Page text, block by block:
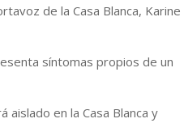
de la Casa Blanca, Karine
síntomas propios de un
en la Casa Blanca y